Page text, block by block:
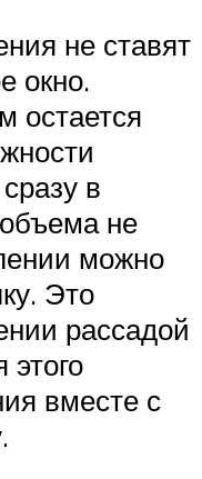
не ставят
окно.
остается
в
не
можно
Это
рассадой
вместе с